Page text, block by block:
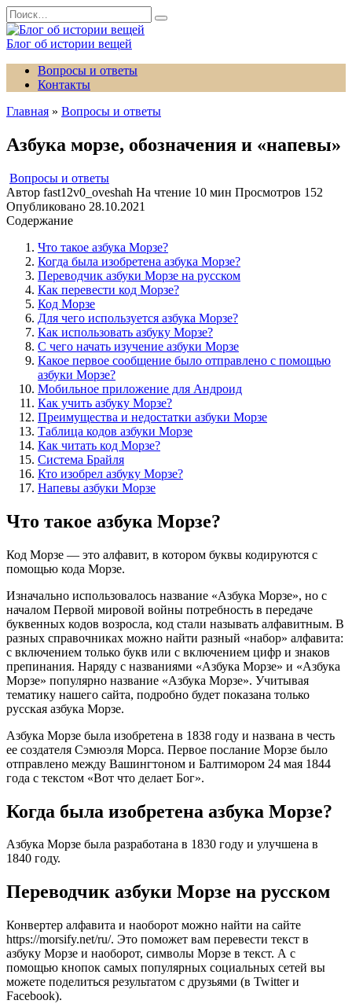
Перейти
к
содержанию
Search
for:
Блог об истории вещей
Вопросы и ответы
Контакты
Главная » Вопросы и ответы
Азбука морзе, обозначения и «напевы»
Вопросы и ответы
Автор fast12v0_oveshah На чтение 10 мин Просмотров 152
Опубликовано 28.10.2021
Содержание
Что такое азбука Морзе?
Когда была изобретена азбука Морзе?
Переводчик азбуки Морзе на русском
Как перевести код Морзе?
Код Морзе
Для чего используется азбука Морзе?
Как использовать азбуку Морзе?
С чего начать изучение азбуки Морзе
Какое первое сообщение было отправлено с помощью
азбуки Морзе?
Мобильное приложение для Андроид
Как учить азбуку Морзе?
Преимущества и недостатки азбуки Морзе
Таблица кодов азбуки Морзе
Как читать код Морзе?
Система Брайля
Кто изобрел азбуку Морзе?
Напевы азбуки Морзе
Что такое азбука Морзе?
Код Морзе — это алфавит, в котором буквы кодируются с
помощью кода Морзе.
Изначально использовалось название «Азбука Морзе», но с
началом Первой мировой войны потребность в передаче
буквенных кодов возросла, код стали называть алфавитным. В
разных справочниках можно найти разный «набор» алфавита:
с включением только букв или с включением цифр и знаков
препинания. Наряду с названиями «Азбука Морзе» и «Азбука
Морзе» популярно название «Азбука Морзе». Учитывая
тематику нашего сайта, подробно будет показана только
русская азбука Морзе.
Азбука Морзе была изобретена в 1838 году и названа в честь
ее создателя Сэмюэля Морса. Первое послание Морзе было
отправлено между Вашингтоном и Балтимором 24 мая 1844
года с текстом «Вот что делает Бог».
Когда была изобретена азбука Морзе?
Азбука Морзе была разработана в 1830 году и улучшена в
1840 году.
Переводчик азбуки Морзе на русском
Конвертер алфавита и наоборот можно найти на сайте
https://morsify.net/ru/. Это поможет вам перевести текст в
азбуку Морзе и наоборот, символы Морзе в текст. А с
помощью кнопок самых популярных социальных сетей вы
можете поделиться результатом с друзьями (в Twitter и
Facebook).